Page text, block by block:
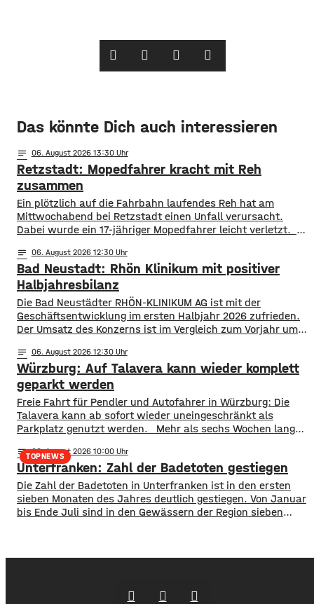
Das könnte Dich auch interessieren
notes 06. August 2026 13:30
Retzstadt: Mopedfahrer kracht mit Reh
zusammen
​​Ein plötzlich auf die Fahrbahn laufendes Reh hat am
Mittwochabend bei Retzstadt einen Unfall verursacht.
Dabei wurde ein 17-jähriger Mopedfahrer leicht verletzt. ​
seinem Moped zwischen Retzstadt und Güntersleben
unterwegs. Etwa 800 Meter nach dem Ortsausgang von
Retzstadt trat plötzlich das Reh auf die Fahrbahn. ​Der 17-
Jährige erfasste das Tier und stürzte. Er kam mit leichten
Verletzungen
notes 06. August 2026 12:30
Bad Neustadt: Rhön Klinikum mit positiver
Halbjahresbilanz
Die Bad Neustädter RHÖN-KLINIKUM AG ist mit der
Geschäftsentwicklung im ersten Halbjahr 2026 zufrieden.
Der Umsatz des Konzerns ist im Vergleich zum Vorjahr um
Von Januar bis Juni wurden fast 514.000 Patientinnen und
Patienten ambulant und stationär behandelt, 9 % mehr als
im Vorjahr. Für das
notes 06. August 2026 12:30
Würzburg: Auf Talavera kann wieder komplett
geparkt werden
​​Freie Fahrt für Pendler und Autofahrer in Würzburg: Die
Talavera kann ab sofort wieder uneingeschränkt als
Parkplatz genutzt werden. ​Mehr als sechs Wochen lang
wurde auf der Talavera das Kiliani gefeiert, anschließend
war ein Circus zu Gast. ​Mittlerweile sind sowohl das
Fest- als auch das Circuszelt wieder abgebaut und
verschwunden. …
TOPNEWS
notes 06. August 2026 10:00
Unterfranken: Zahl der Badetoten gestiegen
Die Zahl der Badetoten in Unterfranken ist in den ersten
sieben Monaten des Jahres deutlich gestiegen. Von Januar
bis Ende Juli sind in den Gewässern der Region sieben